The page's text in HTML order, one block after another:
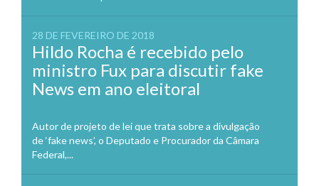
28 DE FEVEREIRO DE 2018
Hildo Rocha é recebido pelo
ministro Fux para discutir fake
News em ano eleitoral
Autor de projeto de lei que trata sobre a divulgação
de ‘fake news’, o Deputado e Procurador da Câmara
Federal,...